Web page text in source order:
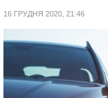
16 ГРУДНЯ 2020, 21:46